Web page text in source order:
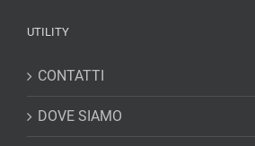
UTILITY
CONTATTI
DOVE SIAMO